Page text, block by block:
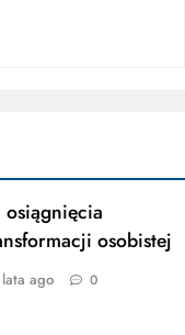
osobistej
ago 0